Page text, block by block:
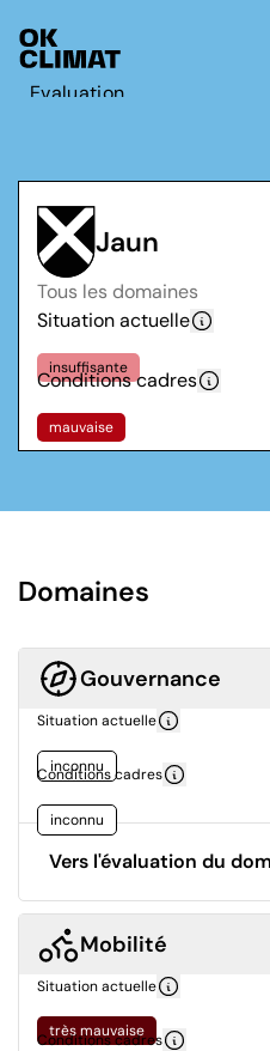
Evaluation
Contact
Français
Deutsch
Jaun
Tous les domaines
Situation actuelle
insuffisante
Conditions cadres
mauvaise
Domaines
Gouvernance
Situation actuelle
inconnu
Conditions cadres
inconnu
Vers l'évaluation du
Mobilité
Situation actuelle
très mauvaise
Conditions cadres